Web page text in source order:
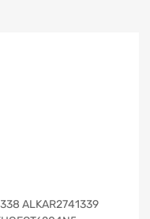
ALKAR2741339